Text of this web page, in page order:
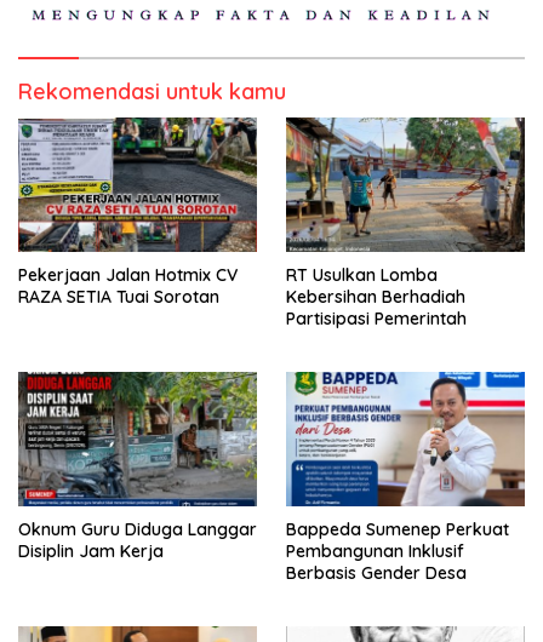
Rekomendasi untuk kamu
Pekerjaan Jalan Hotmix CV
RAZA SETIA Tuai Sorotan
RT Usulkan Lomba
Kebersihan Berhadiah
Partisipasi Pemerintah
Oknum Guru Diduga Langgar
Disiplin Jam Kerja
Bappeda Sumenep Perkuat
Pembangunan Inklusif
Berbasis Gender Desa